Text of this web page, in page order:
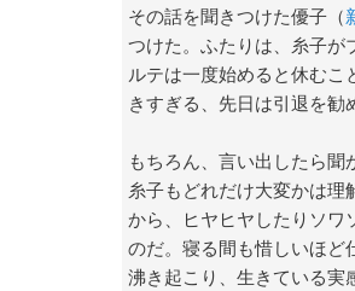
その話を聞きつけた優子（
つけた。ふたりは、糸子が
ルテは一度始めると休む
きすぎる、先日は引退を勧
もちろん、言い出したら聞
糸子もどれだけ大変かは
から、ヒヤヒヤしたりソワ
のだ。寝る間も惜しいほど
沸き起こり、生きている実